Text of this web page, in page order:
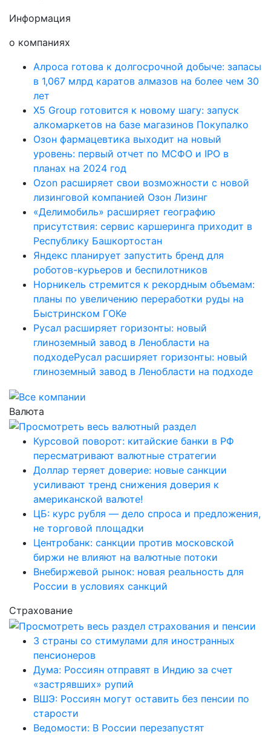
Информация
о компаниях
Алроса готова к долгосрочной добыче: запасы
в 1,067 млрд каратов алмазов на более чем 30
лет
X5 Group готовится к новому шагу: запуск
алкомаркетов на базе магазинов Покупалко
Озон фармацевтика выходит на новый
уровень: первый отчет по МСФО и IPO в
планах на 2024 год
Ozon расширяет свои возможности с новой
лизинговой компанией Озон Лизинг
«Делимобиль» расширяет географию
присутствия: сервис каршеринга приходит в
Республику Башкортостан
Яндекс планирует запустить бренд для
роботов-курьеров и беспилотников
Норникель стремится к рекордным объемам:
планы по увеличению переработки руды на
Быстринском ГОКе
Русал расширяет горизонты: новый
глиноземный завод в Ленобласти на
подходеРусал расширяет горизонты: новый
глиноземный завод в Ленобласти на подходе
Валюта
Курсовой поворот: китайские банки в РФ
пересматривают валютные стратегии
Доллар теряет доверие: новые санкции
усиливают тренд снижения доверия к
американской валюте!
ЦБ: курс рубля — дело спроса и предложения,
не торговой площадки
Центробанк: санкции против московской
биржи не влияют на валютные потоки
Внебиржевой рынок: новая реальность для
России в условиях санкций
Страхование
3 страны со стимулами для иностранных
пенсионеров
Дума: Россиян отправят в Индию за счет
«застрявших» рупий
ВШЭ: Россиян могут оставить без пенсии по
старости
Ведомости: В России перезапустят